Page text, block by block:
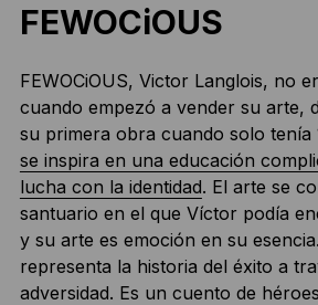
FEWOCiOUS
FEWOCiOUS, Victor Langlois, no
cuando empezó a vender su arte,
su primera obra cuando solo tenía
se inspira en una educación
lucha con la identidad. El arte se
santuario en el que Víctor podía
y su arte es emoción en su
representa la historia del éxito a
adversidad. Es un cuento de